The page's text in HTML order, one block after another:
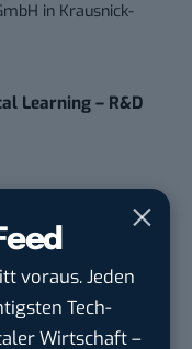
voraus. Jeden
Tech-
Wirtschaft –
in Krausnick-
Learning – R&D